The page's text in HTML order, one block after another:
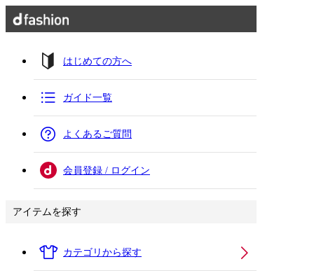
はじめての方へ
ガイド一覧
よくあるご質問
会員登録 / ログイン
アイテムを探す
カテゴリから探す